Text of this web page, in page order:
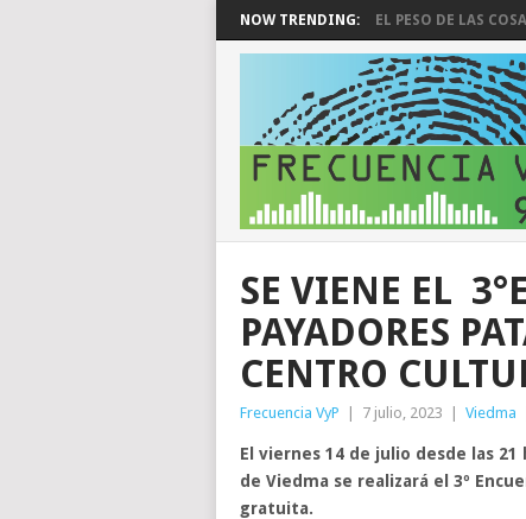
NOW TRENDING: EL PESO DE LAS
SE VIENE EL
PAYADORES
CENTRO
Frecuencia VyP 7 julio, 2023 Viedma
El viernes 14 de julio desde las
de Viedma se realizará el 3º
gratuita.